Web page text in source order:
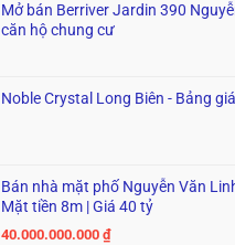
Mở bán Berriver Jardin 390
căn hộ chung cư
Noble Crystal Long Biên - Bảng
Bán nhà mặt phố Nguyễn Văn
Mặt tiền 8m | Giá 40 tỷ
40.000.000.000 ₫